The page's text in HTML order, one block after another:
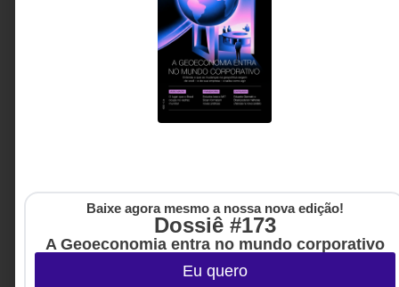
propõe uma mudança na forma de pensar carreira,
apoiando-se em conceitos como “capital
profissional” (composto de cinco capitais) e
Nathália Brandão - Head de
Educação Corporativa no
Baixe agora mesmo a nossa nova edição!
Dossiê #173
A Geoeconomia entra no mundo corporativo
Eu quero